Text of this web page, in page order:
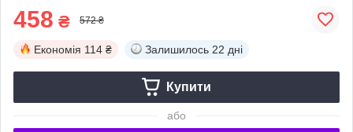
458 ₴ 572 ₴
Економія 114 ₴ Залишилось 22 дні
Купити
або